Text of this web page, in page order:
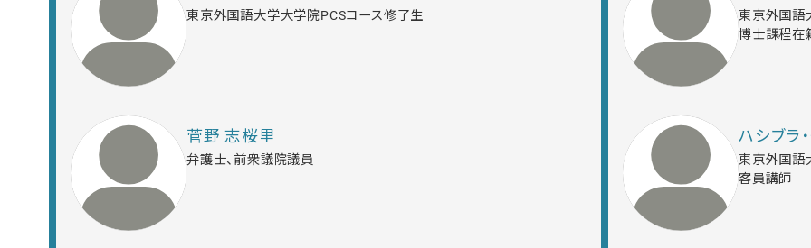
東京外国語大学大学院PCSコース修了生
東京外国語
博士課程在
菅野 志桜里
弁護士、前衆議院議員
ハシブラ
東京外国語
客員講師